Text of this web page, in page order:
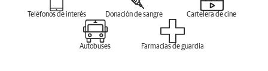
Teléfonos de interés Donación de sangre Cartelera de cine
Autobuses Farmacias de guardia